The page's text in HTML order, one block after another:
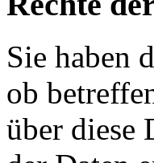
Sie haben
ob
über diese